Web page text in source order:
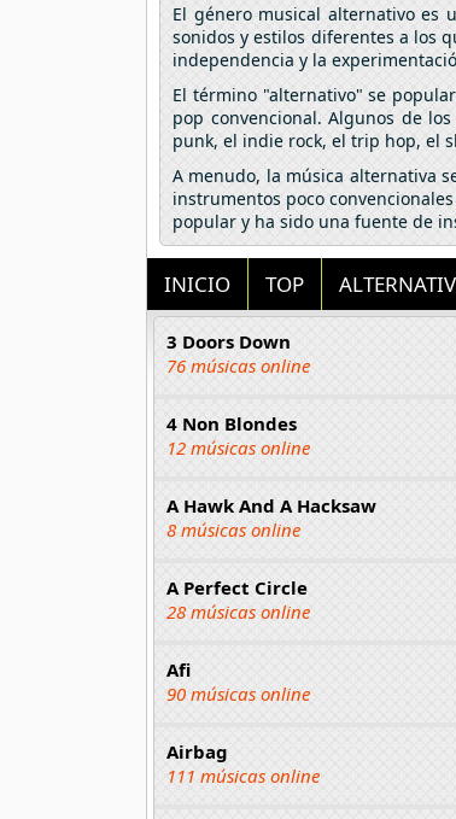
El género musical alternativo es
sonidos y estilos diferentes a los
independencia y la
El término "alternativo" se
pop convencional. Algunos de
punk, el indie rock, el trip hop, el
A menudo, la música alternativa
instrumentos poco
popular y ha sido una fuente de
INICIO TOP
3 Doors Down
76 músicas online
4 Non Blondes
12 músicas online
A Hawk And A Hacksaw
8 músicas online
A Perfect Circle
28 músicas online
Afi
90 músicas online
Airbag
111 músicas online